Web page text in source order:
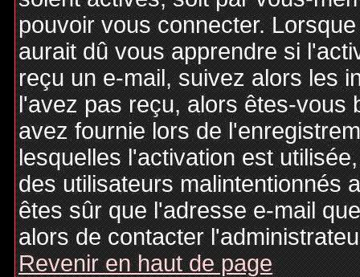
pouvoir vous connecter.
aurait dû vous apprendre si
reçu un e-mail, suivez alors les
l'avez pas reçu, alors êtes-vous
avez fournie lors de
lesquelles l'activation est
des utilisateurs malintentionnés
êtes sûr que l'adresse e-mail
alors de contacter
Revenir en haut de page